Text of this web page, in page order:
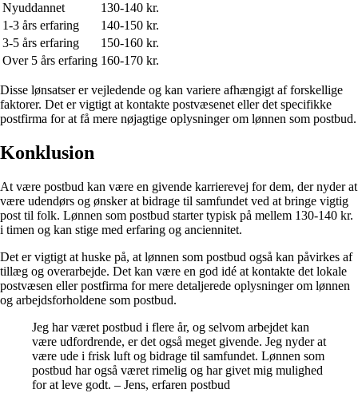
Nyuddannet
130-140 kr.
1-3 års erfaring
140-150 kr.
3-5 års erfaring
150-160 kr.
Over 5 års erfaring 160-170 kr.
Disse lønsatser er vejledende og kan variere afhængigt af forskellige
faktorer. Det er vigtigt at kontakte postvæsenet eller det specifikke
postfirma for at få mere nøjagtige oplysninger om lønnen som postbud.
Konklusion
At være postbud kan være en givende karrierevej for dem, der nyder at
være udendørs og ønsker at bidrage til samfundet ved at bringe vigtig
post til folk. Lønnen som postbud starter typisk på mellem 130-140 kr.
i timen og kan stige med erfaring og anciennitet.
Det er vigtigt at huske på, at lønnen som postbud også kan påvirkes af
tillæg og overarbejde. Det kan være en god idé at kontakte det lokale
postvæsen eller postfirma for mere detaljerede oplysninger om lønnen
og arbejdsforholdene som postbud.
Jeg har været postbud i flere år, og selvom arbejdet kan
være udfordrende, er det også meget givende. Jeg nyder at
være ude i frisk luft og bidrage til samfundet. Lønnen som
postbud har også været rimelig og har givet mig mulighed
for at leve godt. – Jens, erfaren postbud